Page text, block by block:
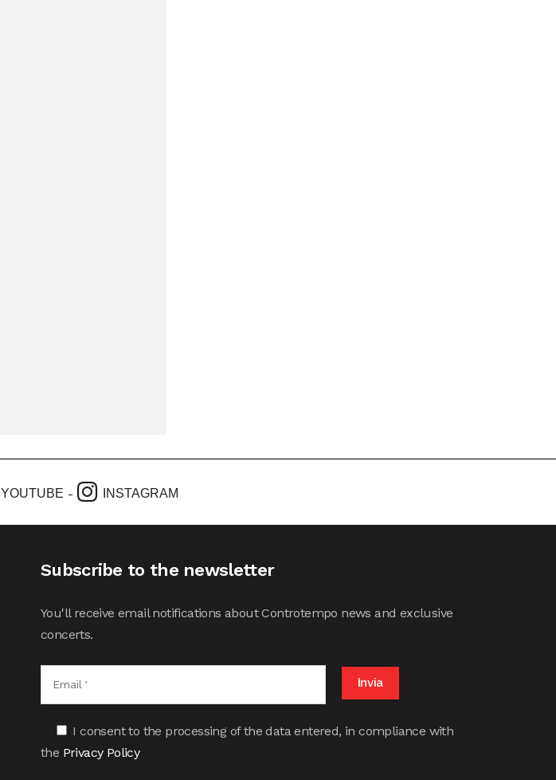
YOUTUBE - INSTAGRAM
Subscribe to the newsletter
You'll receive email notifications about Controtempo news and exclusive
concerts.
I consent to the processing of the data entered, in compliance with
the Privacy Policy